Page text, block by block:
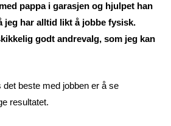
pappa i garasjen og hjulpet han
jeg har alltid likt å jobbe fysisk.
godt andrevalg, som jeg kan
beste med jobben er å se
resultatet.